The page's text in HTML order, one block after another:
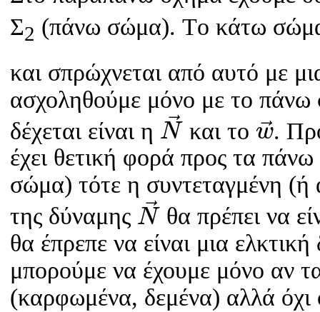
Σ2 (πάνω σώμα). Tο κάτω
και σπρώχνεται από αυτό με
ασχοληθούμε μόνο με το
δέχεται είναι η N
N→
και τοw
w →
.
έχει θετική φορά προς τα
σώμα) τότε η συντεταγμένη (ή
της δύναμης N
N→
θα πρέπει να
θα έπρεπε να είναι μια
μπορούμε να έχουμε μόνο αν
(καρφωμένα, δεμένα) αλλά